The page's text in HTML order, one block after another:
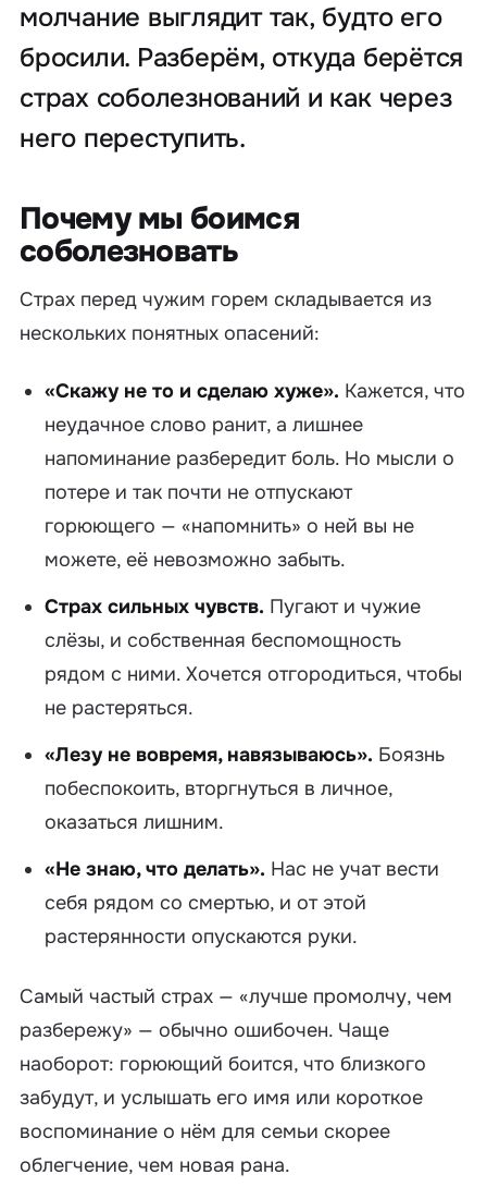
молчание выглядит так, будто его
бросили. Разберём, откуда берётся
страх соболезнований и как через
него переступить.
Почему мы боимся
соболезновать
Страх перед чужим горем складывается из
нескольких понятных опасений:
«Скажу не то и сделаю хуже». Кажется, что
неудачное слово ранит, а лишнее
напоминание разбередит боль. Но мысли о
потере и так почти не отпускают
горюющего — «напомнить» о ней вы не
можете, её невозможно забыть.
Страх сильных чувств. Пугают и чужие
слёзы, и собственная беспомощность
рядом с ними. Хочется отгородиться, чтобы
не растеряться.
«Лезу не вовремя, навязываюсь». Боязнь
побеспокоить, вторгнуться в личное,
оказаться лишним.
«Не знаю, что делать». Нас не учат вести
себя рядом со смертью, и от этой
растерянности опускаются руки.
Самый частый страх — «лучше промолчу, чем
разбережу» — обычно ошибочен. Чаще
наоборот: горюющий боится, что близкого
забудут, и услышать его имя или короткое
воспоминание о нём для семьи скорее
облегчение, чем новая рана.